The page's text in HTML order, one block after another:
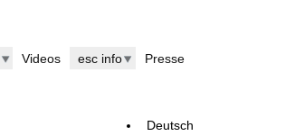
Videos esc info Presse
Deutsch